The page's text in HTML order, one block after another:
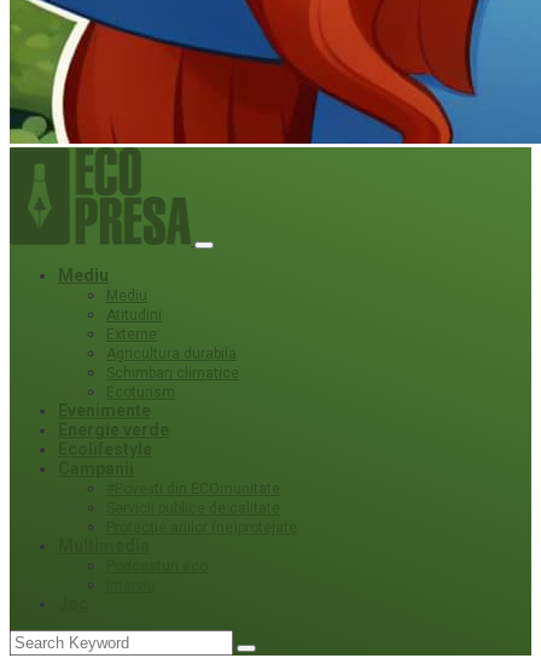
Mediu
Mediu
Atitudini
Externe
Agricultura durabila
Schimbari climatice
Ecoturism